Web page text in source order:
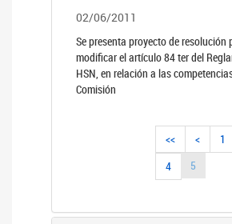
02/06/2011
Se presenta proyecto de resolución
modificar el artículo 84 ter del
HSN, en relación a las
Comisión
<< < 1
4
5